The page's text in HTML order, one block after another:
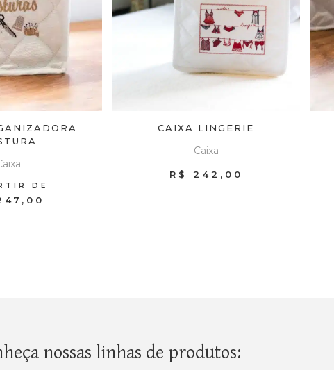
DE
CAIXA LINGERIE
Caixa
R$ 242,00
nossas linhas de produtos: